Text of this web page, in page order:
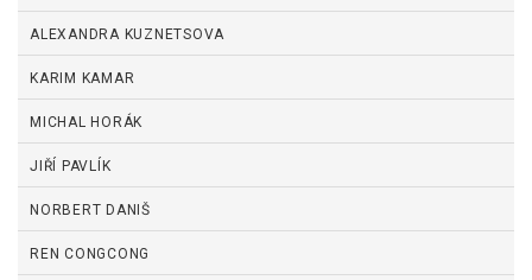
ALEXANDRA KUZNETSOVA
KARIM KAMAR
MICHAL HORÁK
JIŘÍ PAVLÍK
NORBERT DANIŠ
REN CONGCONG